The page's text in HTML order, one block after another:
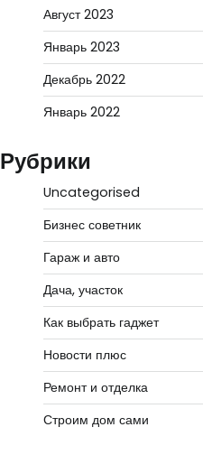
Август 2023
Январь 2023
Декабрь 2022
Январь 2022
Рубрики
Uncategorised
Бизнес советник
Гараж и авто
Дача, участок
Как выбрать гаджет
Новости плюс
Ремонт и отделка
Строим дом сами